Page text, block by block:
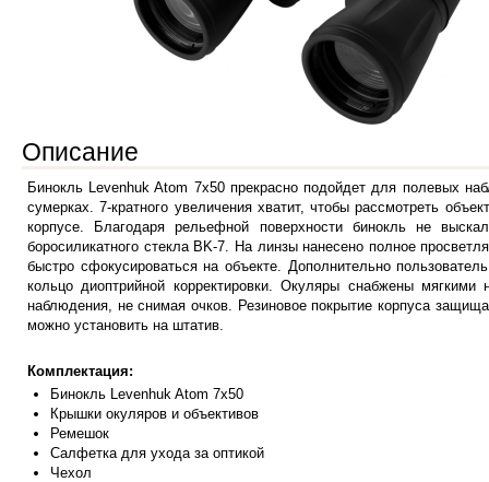
Описание
Бинокль Levenhuk Atom 7x50 прекрасно подойдет для полевых
сумерках. 7-кратного увеличения хватит, чтобы рассмотреть
корпусе. Благодаря рельефной поверхности бинокль не
боросиликатного стекла BK-7. На линзы нанесено полное
быстро сфокусироваться на объекте. Дополнительно
кольцо диоптрийной корректировки. Окуляры снабжены
наблюдения, не снимая очков. Резиновое покрытие корпуса
можно установить на штатив.
Комплектация:
Бинокль Levenhuk Atom 7x50
Крышки окуляров и объективов
Ремешок
Салфетка для ухода за оптикой
Чехол